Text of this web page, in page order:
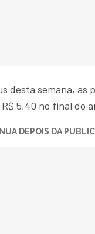
desta semana, as
5,40 no final do
DEPOIS DA